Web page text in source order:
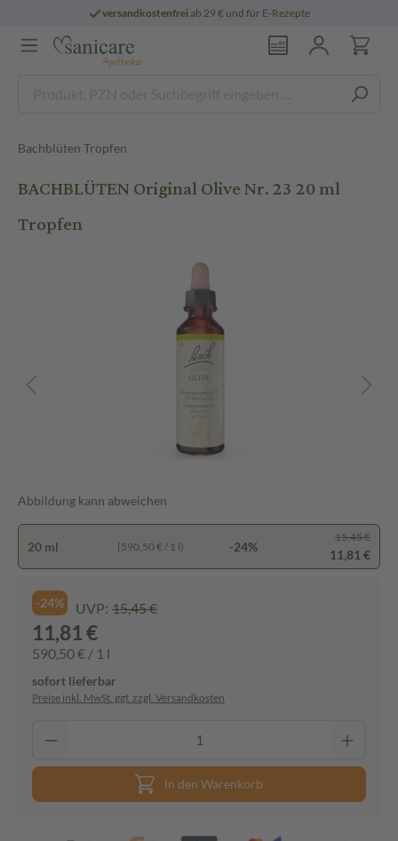
versandkostenfreiab 29 € und für E-Rezepte
Bachblüten Tropfen
BACHBLÜTEN Original Olive Nr. 23 20 ml
Tropfen
Abbildung kann abweichen
20 ml (590,50 € / 1 l) -24%
15,45 €
11,81 €
-24% UVP: 15,45 €
11,81 €
590,50 € / 1 l
sofort lieferbar
Preise inkl. MwSt. ggf. zzgl. Versandkosten
In den Warenkorb